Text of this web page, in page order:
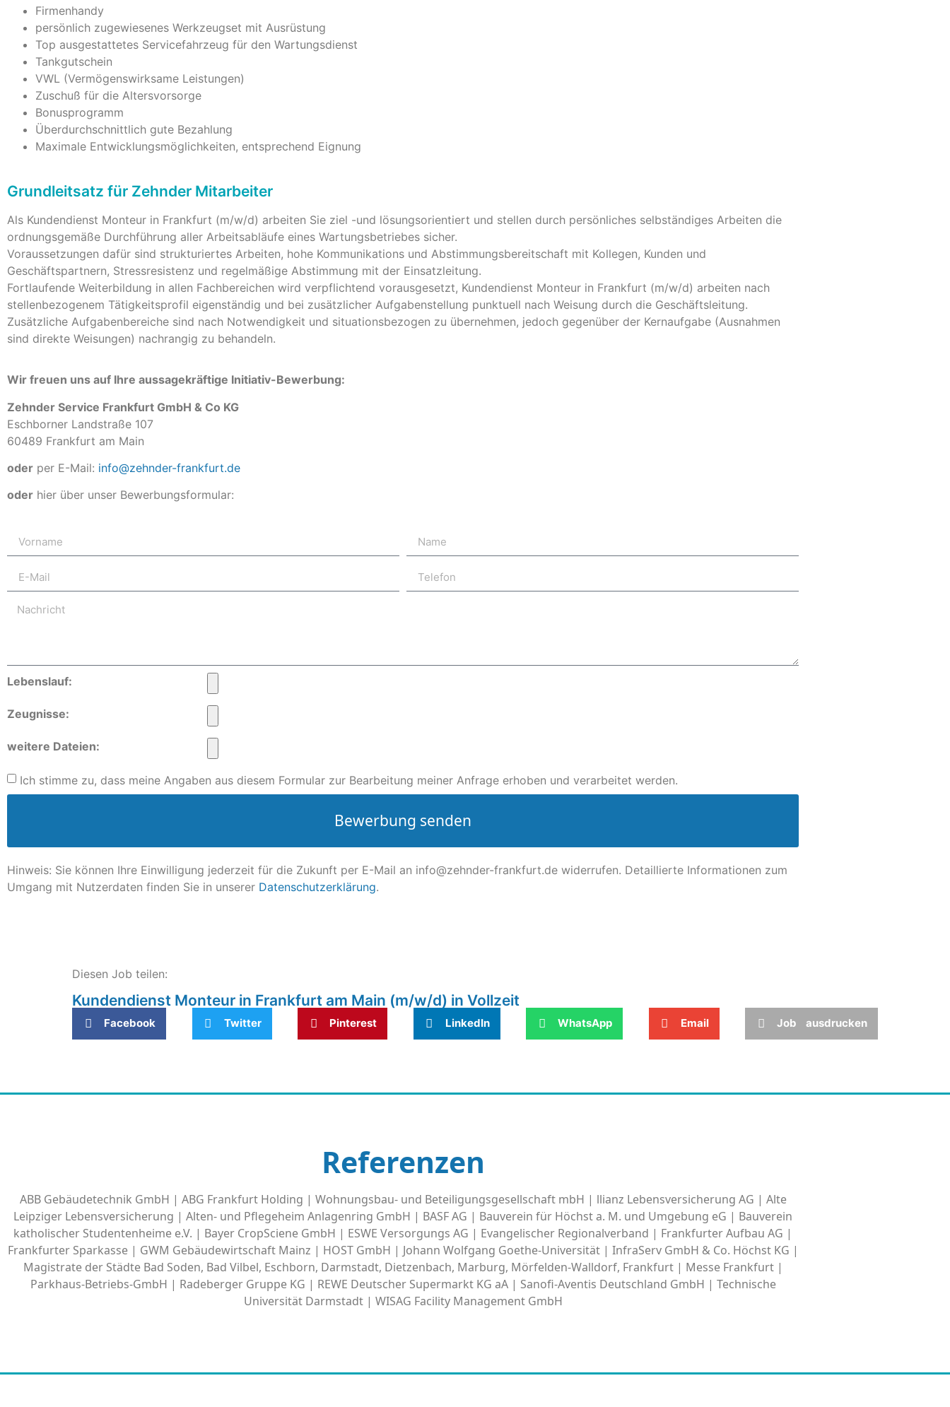
Firmenhandy
persönlich zugewiesenes Werkzeugset mit Ausrüstung
Top ausgestattetes Servicefahrzeug für den Wartungsdienst
Tankgutschein
VWL (Vermögenswirksame Leistungen)
Zuschuß für die Altersvorsorge
Bonusprogramm
Überdurchschnittlich gute Bezahlung
Maximale Entwicklungsmöglichkeiten, entsprechend Eignung
Grundleitsatz für Zehnder Mitarbeiter
Als Kundendienst Monteur in Frankfurt (m/w/d) arbeiten Sie ziel -und lösungsorientiert und stellen durch persönliches selbständiges Arbeiten die
ordnungsgemäße Durchführung aller Arbeitsabläufe eines Wartungsbetriebes sicher.
Voraussetzungen dafür sind strukturiertes Arbeiten, hohe Kommunikations und Abstimmungsbereitschaft mit Kollegen, Kunden und
Geschäftspartnern, Stressresistenz und regelmäßige Abstimmung mit der Einsatzleitung.
Fortlaufende Weiterbildung in allen Fachbereichen wird verpflichtend vorausgesetzt, Kundendienst Monteur in Frankfurt (m/w/d) arbeiten nach
stellenbezogenem Tätigkeitsprofil eigenständig und bei zusätzlicher Aufgabenstellung punktuell nach Weisung durch die Geschäftsleitung.
Zusätzliche Aufgabenbereiche sind nach Notwendigkeit und situationsbezogen zu übernehmen, jedoch gegenüber der Kernaufgabe (Ausnahmen
sind direkte Weisungen) nachrangig zu behandeln.
Wir freuen uns auf Ihre aussagekräftige Initiativ-Bewerbung:
Zehnder Service Frankfurt GmbH & Co KG
Eschborner Landstraße 107
60489 Frankfurt am Main
oder per E-Mail: info@zehnder-frankfurt.de
oder hier über unser Bewerbungsformular:
Lebenslauf:
Zeugnisse:
weitere Dateien:
Ich stimme zu, dass meine Angaben aus diesem Formular zur Bearbeitung meiner Anfrage erhoben und verarbeitet werden.
Bewerbung senden
Hinweis: Sie können Ihre Einwilligung jederzeit für die Zukunft per E-Mail an info@zehnder-frankfurt.de widerrufen. Detaillierte Informationen zum
Umgang mit Nutzerdaten finden Sie in unserer Datenschutzerklärung.
Diesen Job teilen:
Kundendienst Monteur in Frankfurt am Main (m/w/d) in Vollzeit
Facebook Twitter Pinterest LinkedIn WhatsApp Email Job ausdrucken
Referenzen
ABB Gebäudetechnik GmbH | ABG Frankfurt Holding | Wohnungsbau- und Beteiligungsgesellschaft mbH | llianz Lebensversicherung AG | Alte
Leipziger Lebensversicherung | Alten- und Pflegeheim Anlagenring GmbH | BASF AG | Bauverein für Höchst a. M. und Umgebung eG | Bauverein
katholischer Studentenheime e.V. | Bayer CropSciene GmbH | ESWE Versorgungs AG | Evangelischer Regionalverband | Frankfurter Aufbau AG |
Frankfurter Sparkasse | GWM Gebäudewirtschaft Mainz | HOST GmbH | Johann Wolfgang Goethe-Universität | InfraServ GmbH & Co. Höchst KG |
Magistrate der Städte Bad Soden, Bad Vilbel, Eschborn, Darmstadt, Dietzenbach, Marburg, Mörfelden-Walldorf, Frankfurt | Messe Frankfurt |
Parkhaus-Betriebs-GmbH | Radeberger Gruppe KG | REWE Deutscher Supermarkt KG aA | Sanofi-Aventis Deutschland GmbH | Technische
Universität Darmstadt | WISAG Facility Management GmbH